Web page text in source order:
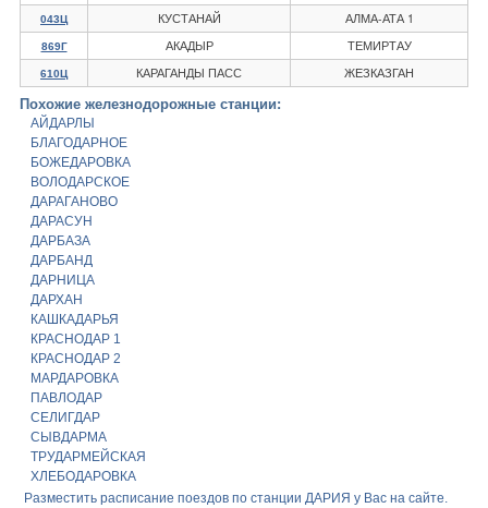
043Ц КУСТАНАЙ АЛМА-АТА 1
869Г АКАДЫР ТЕМИРТАУ
610Ц КАРАГАНДЫ ПАСС ЖЕЗКАЗГАН
Похожие железнодорожные станции:
АЙДАРЛЫ
БЛАГОДАРНОЕ
БОЖЕДАРОВКА
ВОЛОДАРСКОЕ
ДАРАГАНОВО
ДАРАСУН
ДАРБАЗА
ДАРБАНД
ДАРНИЦА
ДАРХАН
КАШКАДАРЬЯ
КРАСНОДАР 1
КРАСНОДАР 2
МАРДАРОВКА
ПАВЛОДАР
СЕЛИГДАР
СЫВДАРМА
ТРУДАРМЕЙСКАЯ
ХЛЕБОДАРОВКА
Разместить расписание поездов по станции ДАРИЯ у Вас на сайте.